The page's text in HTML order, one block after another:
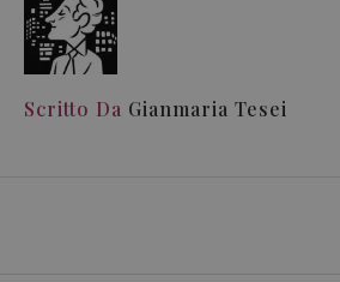
Scritto Da Gianmaria Tesei